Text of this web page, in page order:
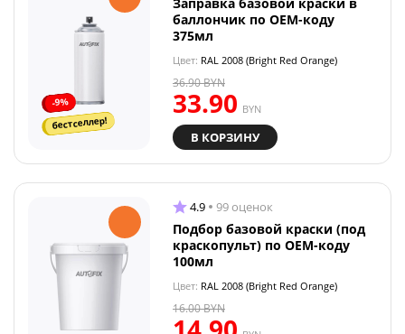
-9%
бестселлер!
Заправка базовой краски в
баллончик по OEM-коду
375мл
Цвет: RAL 2008 (Bright Red Orange)
33.90 BYN
36.90BYN
В КОРЗИНУ
4.9 99 оценок
Подбор базовой краски (под
краскопульт) по OEM-коду
100мл
Цвет: RAL 2008 (Bright Red Orange)
16.00BYN